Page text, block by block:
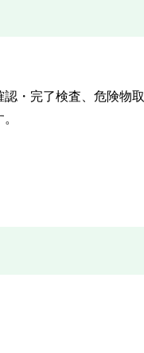
・完了検査、危険物取